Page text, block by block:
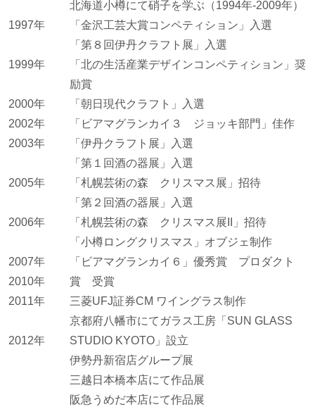
1997年
1999年
2000年
2002年
2003年
2005年
2006年
2007年
2010年
2011年
2012年
北海道小樽にて硝子を学ぶ（1994年-2009年）
「金沢工芸大賞コンペティション」入選
「第８回伊丹クラフト展」入選
「北の生活産業デザインコンペティション」奨
励賞
「朝日現代クラフト」入選
「ビアマグランカイ３ ジョッキ部門」佳作
「伊丹クラフト展」入選
「第１回酒の器展」入選
「札幌芸術の森 クリスマス展」招待
「第２回酒の器展」入選
「札幌芸術の森 クリスマス展II」招待
「小樽ロングクリスマス」オブジェ制作
「ビアマグランカイ６」優秀賞 プロダクト
賞 受賞
三菱UFJ証券CM ワイングラス制作
京都府八幡市にてガラス工房「SUN GLASS
STUDIO KYOTO」設立
伊勢丹新宿店グループ展
三越日本橋本店にて作品展
阪急うめだ本店にて作品展